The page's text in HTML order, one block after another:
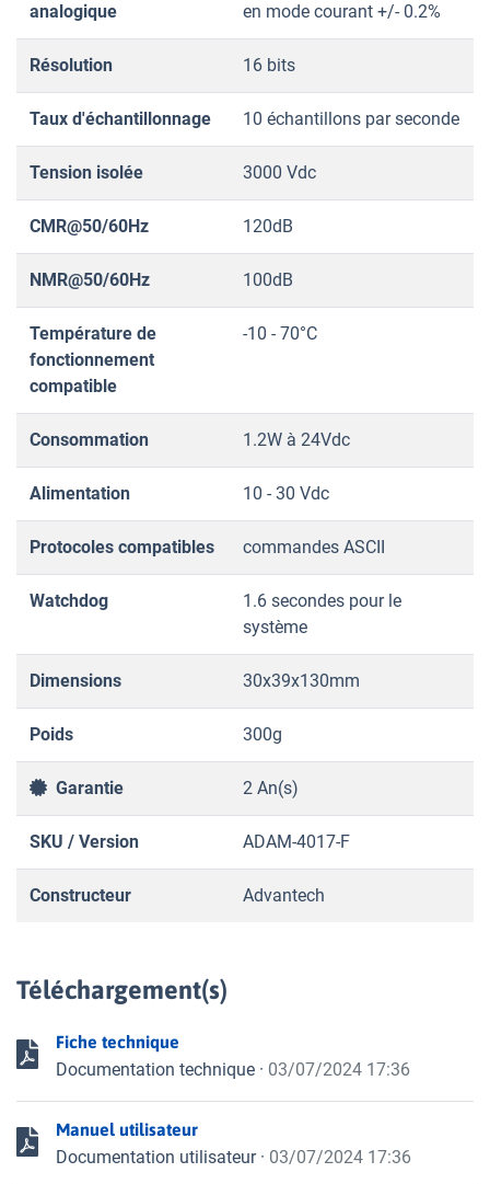
analogique en mode courant +/- 0.2%
Résolution 16 bits
Taux d'échantillonnage 10 échantillons par seconde
Tension isolée 3000 Vdc
CMR@50/60Hz 120dB
NMR@50/60Hz 100dB
Température de
fonctionnement
compatible
-10 - 70°C
Consommation 1.2W à 24Vdc
Alimentation 10 - 30 Vdc
Protocoles compatibles commandes ASCII
Watchdog
1.6 secondes pour le
système
Dimensions 30x39x130mm
Poids 300g
Garantie 2 An(s)
SKU / Version ADAM-4017-F
Constructeur Advantech
Téléchargement(s)
Fiche technique
Documentation technique · 03/07/2024 17:36
Manuel utilisateur
Documentation utilisateur· 03/07/2024 17:36